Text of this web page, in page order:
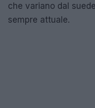
che variano dal
sempre attuale.